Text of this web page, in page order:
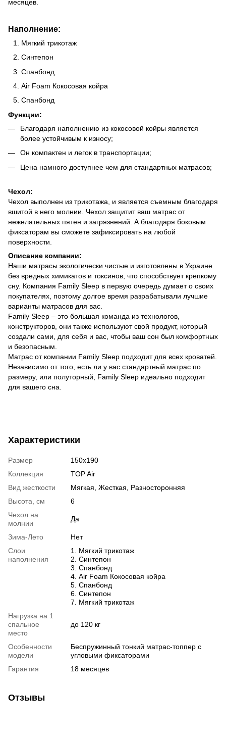
месяцев.
Наполнение:
Мягкий трикотаж
Синтепон
Спанбонд
Air Foam Кокосовая койра
Спанбонд
Функции:
Благодаря наполнению из кокосовой койры является
более устойчивым к износу;
Он компактен и легок в транспортации;
Цена намного доступнее чем для стандартных матрасов;
Чехол:
Чехол выполнен из трикотажа, и является съемным благодаря
вшитой в него молнии. Чехол защитит ваш матрас от
нежелательных пятен и загрязнений. А благодаря боковым
фиксаторам вы сможете зафиксировать на любой
поверхности.
Описание компании:
Наши матрасы экологически чистые и изготовлены в Украине
без вредных химикатов и токсинов, что способствует крепкому
сну. Компания Family Sleep в первую очередь думает о своих
покупателях, поэтому долгое время разрабатывали лучшие
варианты матрасов для вас.
Family Sleep – это большая команда из технологов,
конструкторов, они также используют свой продукт, который
создали сами, для себя и вас, чтобы ваш сон был комфортных
и безопасным.
Матрас от компании Family Sleep подходит для всех кроватей.
Независимо от того, есть ли у вас стандартный матрас по
размеру, или полуторный, Family Sleep идеально подходит
для вашего сна.
Характеристики
Размер
150х190
Коллекция
TOP Air
Вид жесткости
Мягкая, Жесткая, Разносторонняя
Высота, см
6
Чехол на
молнии
Да
Зима-Лето
Нет
Слои
наполнения
1. Мягкий трикотаж
2. Синтепон
3. Спанбонд
4. Air Foam Кокосовая койра
5. Спанбонд
6. Синтепон
7. Мягкий трикотаж
Нагрузка на 1
спальное
место
до 120 кг
Особенности
модели
Беспружинный тонкий матрас-топпер с
угловыми фиксаторами
Гарантия
18 месяцев
Отзывы